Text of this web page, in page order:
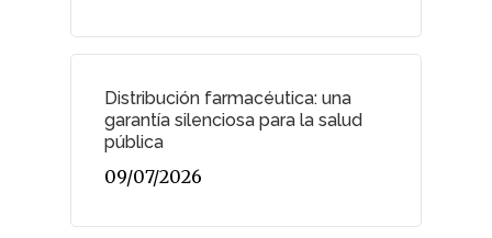
Distribución farmacéutica: una
garantía silenciosa para la salud
pública
09/07/2026